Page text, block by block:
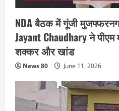
NDA बैठक में गूंजी
Jayant Chaudhary ने पीएम
शक्कर और खांड
News 80 June 11, 2026